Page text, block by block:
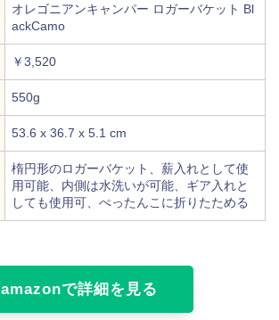
オレゴニアンキャンパー ロガーバケット Bl
ackCamo
￥3,520
550g
53.6 x 36.7 x 5.1 cm
楕円形のロガーバケット、薪入れとして使
用可能、内側は水洗いが可能、ギア入れと
しても使用可、ぺったんこに折りたためる
amazonで詳細を見る